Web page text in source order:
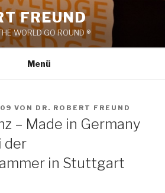
FREUND
WORLD GO ROUND ®
Menü
VON DR. ROBERT FREUND
– Made in Germany
der
in Stuttgart